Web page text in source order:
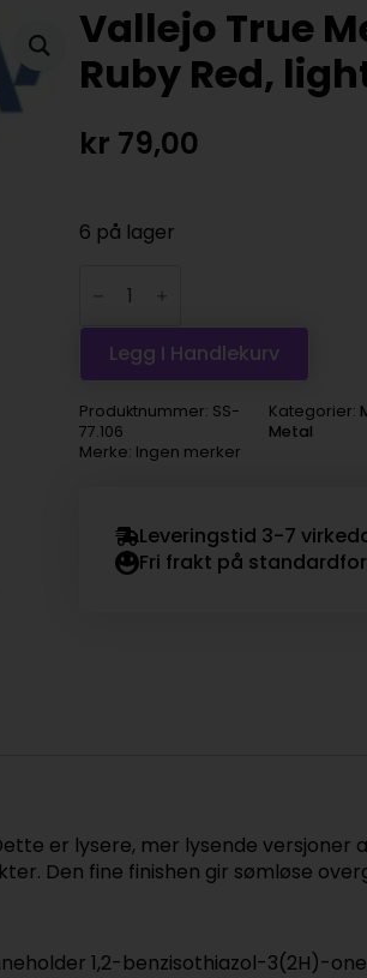
Vallejo True
Ruby Red,
kr 79,00
6 på lager
Metallic
Metal
Ruby
Red,
light
antall
Legg I Handlekurv
Produktnummer: SS-
77.106
Kategorier:
Metal
Merke: Ingen merker
Leveringstid 3-7
Fri frakt på
er lysere, mer lysende versjoner
Den fine finishen gir sømløse
1,2-benzisothiazol-3(2H)-